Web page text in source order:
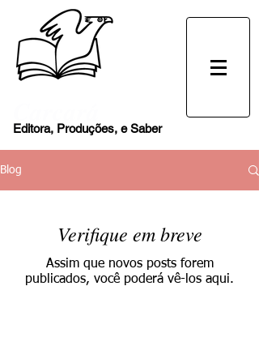
Editora, Produções, e Saber
Blog
Verifique em breve
Assim que novos posts forem
publicados, você poderá vê-los aqui.